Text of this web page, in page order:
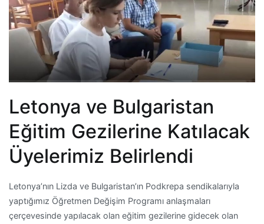
Letonya ve Bulgaristan
Eğitim Gezilerine Katılacak
Üyelerimiz Belirlendi
Letonya’nın Lizda ve Bulgaristan’ın Podkrepa sendikalarıyla
yaptığımız Öğretmen Değişim Programı anlaşmaları
çerçevesinde yapılacak olan eğitim gezilerine gidecek olan